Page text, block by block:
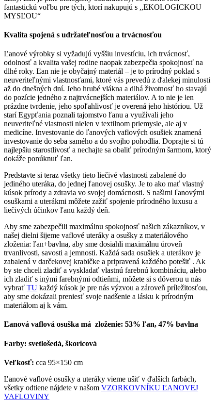
fantastickú voľbu pre tých, ktorí nakupujú s ,,EKOLOGICKOU
MYSĽOU“
Kvalita spojená s udržateľnosťou a trvácnosťou
Ľanové výrobky si vyžadujú vyššiu investíciu, ich trvácnosť,
odolnosť a kvalita vašej rodine naopak zabezpečia spokojnosť na
dlhé roky. Ľan nie je obyčajný materiál – je to prírodný poklad s
neuveriteľnými vlastnosťami, ktoré vás prevedú z ďalekej minulosti
až do dnešných dní. Jeho hrubé vlákna a dlhá životnosť ho stavajú
do pozície jedného z najtrvácnejších materiálov. A to nie je len
prázdne tvrdenie, jeho spoľahlivosť je overená jeho históriou. Už
starí Egypťania poznali tajomstvo ľanu a využívali jeho
neuveriteľné vlastnosti nielen v textilnom priemysle, ale aj v
medicíne. Investovanie do ľanových vaflových osušiek znamená
investovanie do seba samého a do svojho pohodlia. Doprajte si tú
najlepšiu starostlivosť a nechajte sa obaliť prírodným šarmom, ktorý
dokáže ponúknuť ľan.
Predstavte si teraz všetky tieto liečivé vlastnosti zabalené do
jediného uteráka, do jednej ľanovej osušky. Je to ako mať vlastný
kúsok prírody a zdravia vo svojej domácnosti. S našimi ľanovými
osuškami a uterákmi môžete zažiť spojenie prírodného luxusu a
liečivých účinkov ľanu každý deň.
Aby sme zabezpečili maximálnu spokojnosť našich zákazníkov, v
našej dielni šijeme vaflové uteráky a osušky z materiálového
zloženia: ľan+bavlna, aby sme dosiahli maximálnu úroveň
trvanlivosti, savosti a jemnosti. Každá sada osušiek a uterákov je
zabalená v darčekovej krabičke a pripravená každého potešiť . Ak
by ste chceli zladiť a vyskladať vlastnú farebnú kombináciu, alebo
ich zladiť s inými farebnými odtieňmi, môžete si s dôverou u nás
vybrať TU každý kúsok je pre nás výzvou a zároveň príležitosťou,
aby sme dokázali preniesť svoje nadšenie a lásku k prírodným
materiálom aj k vám.
Ľanová vaflová osuška má zloženie: 53% ľan, 47% bavlna
Farby: svetlošedá, škoricová
Veľkosť: cca 95×150 cm
Ľanové vaflové osušky a uteráky vieme ušiť v ďalších farbách,
všetky odtiene nájdete v našom VZORKOVNÍKU ĽANOVEJ
VAFLOVINY